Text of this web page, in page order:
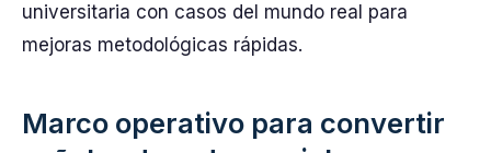
universitaria con casos del mundo real para
mejoras metodológicas rápidas.
Marco operativo para convertir